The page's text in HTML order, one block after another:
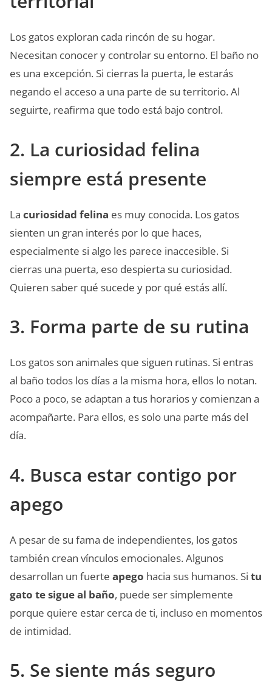
Los gatos exploran cada rincón de su hogar.
Necesitan conocer y controlar su entorno. El baño no
es una excepción. Si cierras la puerta, le estarás
negando el acceso a una parte de su territorio. Al
seguirte, reafirma que todo está bajo control.
2. La curiosidad felina
siempre está presente
La curiosidad felina es muy conocida. Los gatos
sienten un gran interés por lo que haces,
especialmente si algo les parece inaccesible. Si
cierras una puerta, eso despierta su curiosidad.
Quieren saber qué sucede y por qué estás allí.
3. Forma parte de su rutina
Los gatos son animales que siguen rutinas. Si entras
al baño todos los días a la misma hora, ellos lo notan.
Poco a poco, se adaptan a tus horarios y comienzan a
acompañarte. Para ellos, es solo una parte más del
día.
4. Busca estar contigo por
apego
A pesar de su fama de independientes, los gatos
también crean vínculos emocionales. Algunos
desarrollan un fuerte apego hacia sus humanos. Si tu
gato te sigue al baño, puede ser simplemente
porque quiere estar cerca de ti, incluso en momentos
de intimidad.
5. Se siente más seguro